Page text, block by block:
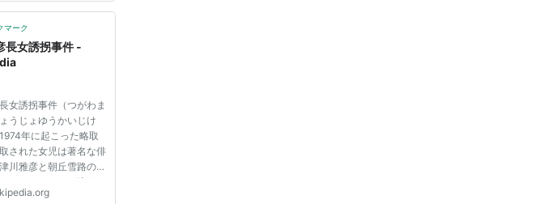
マーク
長女誘拐事件 -
女誘拐事件（つがわま
うじょゆうかいじけ
年に起こった略取
された女児は著名な俳
川雅彦と朝丘雪路の娘
であったため、注目を
年8月15日午前3